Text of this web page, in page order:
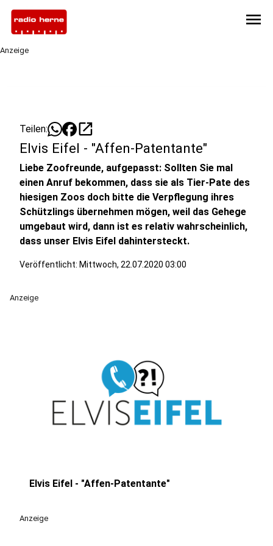
menu
Anzeige
Teilen: open_in_new
Elvis Eifel - "Affen-Patentante"
Liebe Zoofreunde, aufgepasst: Sollten Sie mal
einen Anruf bekommen, dass sie als Tier-Pate des
hiesigen Zoos doch bitte die Verpflegung ihres
Schützlings übernehmen mögen, weil das Gehege
umgebaut wird, dann ist es relativ wahrscheinlich,
dass unser Elvis Eifel dahintersteckt.
Veröffentlicht: Mittwoch, 22.07.2020 03:00
Anzeige
Elvis Eifel - "Affen-Patentante"
Anzeige